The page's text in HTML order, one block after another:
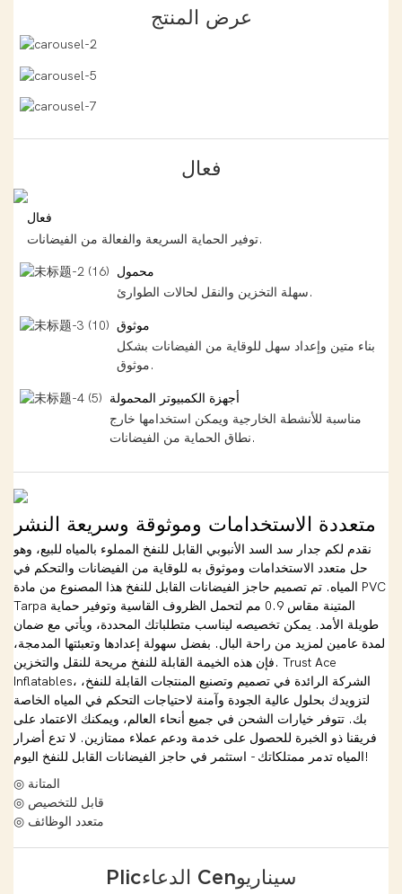
عرض المنتج
فعال
فعال
توفير الحماية السريعة والفعالة من الفيضانات.
محمول
سهلة التخزين والنقل لحالات الطوارئ.
موثوق
بناء متين وإعداد سهل للوقاية من الفيضانات بشكل
موثوق.
أجهزة الكمبيوتر المحمولة
مناسبة للأنشطة الخارجية ويمكن استخدامها خارج
نطاق الحماية من الفيضانات.
متعددة الاستخدامات وموثوقة وسريعة النشر
نقدم لكم جدار سد السد الأنبوبي القابل للنفخ المملوء بالمياه للبيع، وهو
حل متعدد الاستخدامات وموثوق به للوقاية من الفيضانات والتحكم في
المياه. تم تصميم حاجز الفيضانات القابل للنفخ هذا المصنوع من مادة PVC
Tarpa المتينة مقاس 0.9 مم لتحمل الظروف القاسية وتوفير حماية
طويلة الأمد. يمكن تخصيصه ليناسب متطلباتك المحددة، ويأتي مع ضمان
لمدة عامين لمزيد من راحة البال. بفضل سهولة إعدادها وتعبئتها المدمجة،
فإن هذه الخيمة القابلة للنفخ مريحة للنقل والتخزين. Trust Ace
Inflatables، الشركة الرائدة في تصميم وتصنيع المنتجات القابلة للنفخ،
لتزويدك بحلول عالية الجودة وآمنة لاحتياجات التحكم في المياه الخاصة
بك. تتوفر خيارات الشحن في جميع أنحاء العالم، ويمكنك الاعتماد على
فريقنا ذو الخبرة للحصول على خدمة ودعم عملاء ممتازين. لا تدع أضرار
المياه تدمر ممتلكاتك - استثمر في حاجز الفيضانات القابل للنفخ اليوم!
◎ المتانة
◎ قابل للتخصيص
◎ متعدد الوظائف
Plicالدعاء Cenسيناريو